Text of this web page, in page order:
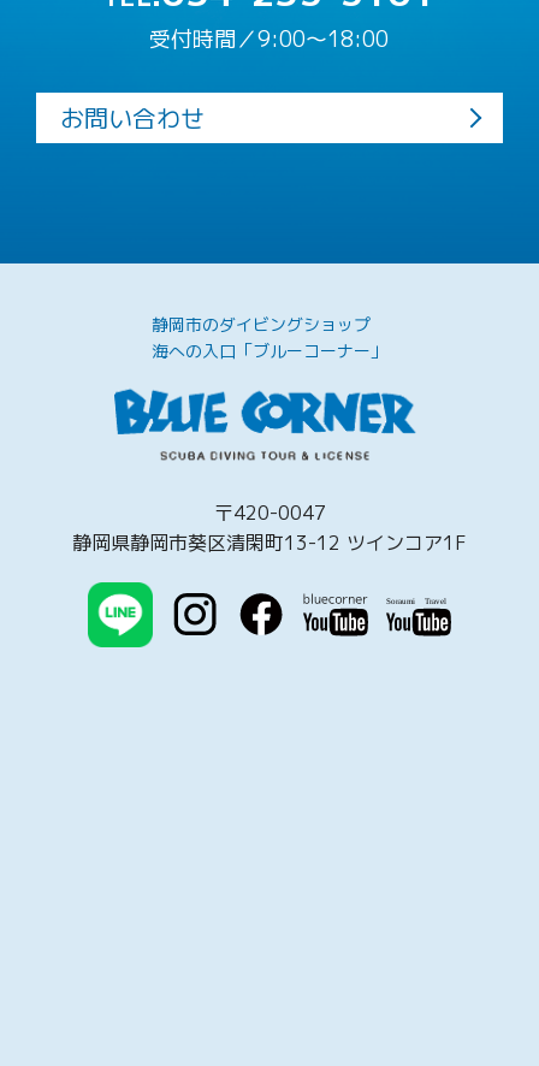
受付時間／9:00〜18:00
お問い合わせ
静岡市のダイビングショップ
海への入口「ブルーコーナー」
〒420-0047
静岡県静岡市葵区清閑町13-12 ツインコア1F